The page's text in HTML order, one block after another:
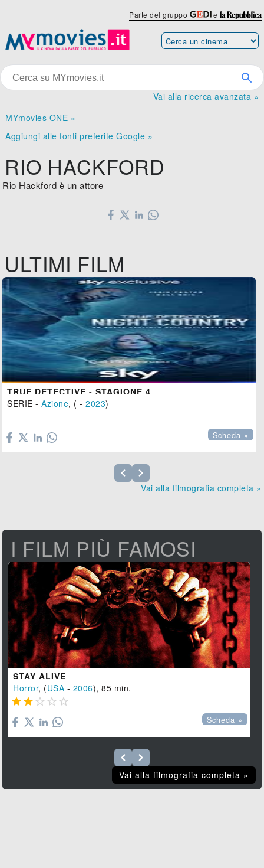
Parte del gruppo e
Vai alla ricerca avanzata »
MYmovies ONE »
Aggiungi alle fonti preferite Google »
RIO HACKFORD
Rio Hackford è un attore
ULTIMI FILM
TRUE DETECTIVE - STAGIONE 4
SERIE -Azione, ( -2023)
Scheda »
Vai alla filmografia completa »
I FILM PIÙ FAMOSI
STAY ALIVE
Horror, (USA - 2006), 85 min.
    
Scheda »
Vai alla filmografia completa »